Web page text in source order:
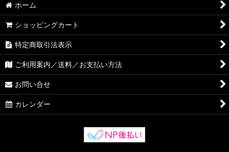
ホーム
ショッピングカート
特定商取引法表示
ご利用案内／送料／お支払い方法
お問い合せ
カレンダー